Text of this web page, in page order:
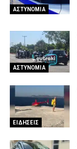
ΑΣΤΥΝΟΜΙΑ
ΑΣΤΥΝΟΜΙΑ
ΕΙΔΗΣΕΙΣ